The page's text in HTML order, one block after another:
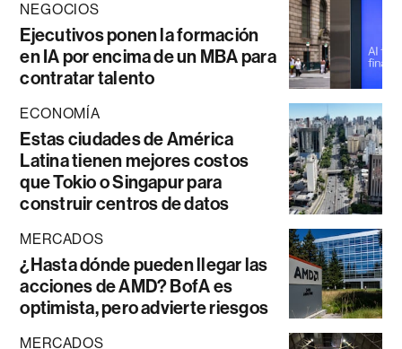
NEGOCIOS
Ejecutivos ponen la formación
en IA por encima de un MBA para
contratar talento
ECONOMÍA
Estas ciudades de América
Latina tienen mejores costos
que Tokio o Singapur para
construir centros de datos
MERCADOS
¿Hasta dónde pueden llegar las
acciones de AMD? BofA es
optimista, pero advierte riesgos
MERCADOS